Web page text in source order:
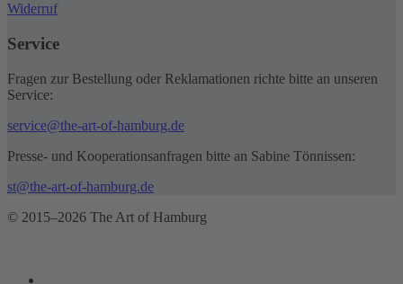
Widerruf
Service
Fragen zur Bestellung oder Reklamationen richte bitte an unseren
Service:
service@the-art-of-hamburg.de
Presse- und Kooperationsanfragen bitte an Sabine Tönnissen:
st@the-art-of-hamburg.de
© 2015–2026 The Art of Hamburg